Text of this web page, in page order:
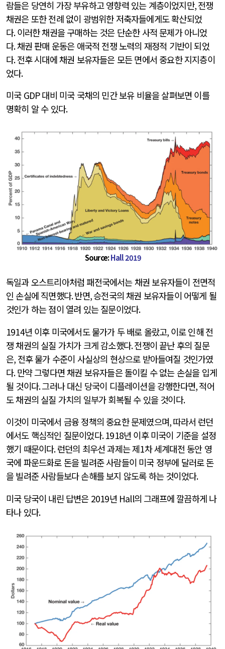
람들은 당연히 가장 부유하고 영향력 있는 계층이었지만,전쟁
채권은 또한 전례 없이 광범위한 저축자들에게도 확산되었
다.이러한 채권을 구매하는 것은 단순한 사적 문제가 아니었
다.채권 판매 운동은 애국적 전쟁 노력의 재정적 기반이 되었
다.전후 시대에 채권 보유자들은 모든 면에서 중요한 지지층이
었다.
미국 GDP대비 미국 국채의 민간 보유 비율을 살펴보면 이를
명확히 알 수 있다.
Source:Hall 2019
독일과 오스트리아처럼 패전국에서는 채권 보유자들이 전면적
인 손실에 직면했다.반면,승전국의 채권 보유자들이 어떻게 될
것인가 하는 점이 열려 있는 질문이었다.
1914년 이후 미국에서도 물가가 두 배로 올랐고, 이로 인해 전
쟁 채권의 실질 가치가 크게 감소했다.전쟁이 끝난 후의 질문
은, 전후 물가 수준이 사실상의 현상으로 받아들여질 것인가였
다.만약 그렇다면 채권 보유자들은 돌이킬 수 없는 손실을 입게
될 것이다.그러나 대신 당국이 디플레이션을 강행한다면,적어
도 채권의 실질 가치의 일부가 회복될 수 있을 것이다.
이것이 미국에서 금융 정책의 중요한 문제였으며,따라서 런던
에서도 핵심적인 질문이었다. 1918년 이후 미국이 기준을 설정
했기 때문이다.런던의 최우선 과제는 제1차 세계대전 동안 영
국에 파운드화로 돈을 빌려준 사람들이 미국 정부에 달러로 돈
을 빌려준 사람들보다 손해를 보지 않도록 하는 것이었다.
미국 당국이 내린 답변은 2019년 Hall의 그래프에 깔끔하게 나
타나 있다.